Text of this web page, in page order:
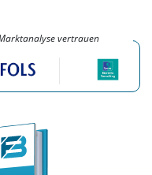
vertrauen